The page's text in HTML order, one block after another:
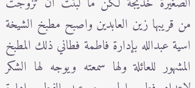
من قريبها زين العابدين واصبح مطبخ الشيخة
اسية عبدالله بإدارة فاطمة فطاني ذلك المطبخ
المشهور للعائلة ولها سمعته ويوجه لها الشكر